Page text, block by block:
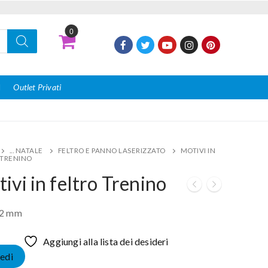
0
Outlet Privati
... NATALE FELTRO E PANNO LASERIZZATO
MOTIVI IN
in feltro Trenino
mm
Aggiungi alla lista dei desideri